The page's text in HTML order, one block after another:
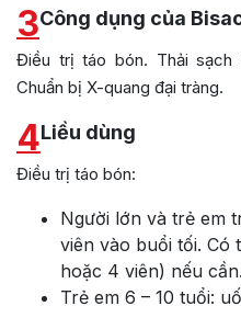
3Công dụng của
Điều trị táo bón. Thải sạch
Chuẩn bị X-quang đại tràng.
4Liều dùng
Điều trị táo bón:
Người lớn và trẻ em
viên vào buổi tối. Có
hoặc 4 viên) nếu cần.
Trẻ em 6 – 10 tuổi: